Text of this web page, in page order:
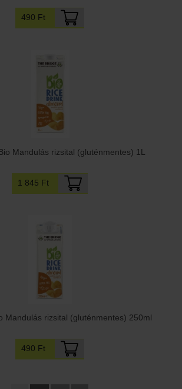
490 Ft
Mandulás rizsital (gluténmentes) 1L
1 845 Ft
Mandulás rizsital (gluténmentes) 250ml
490 Ft